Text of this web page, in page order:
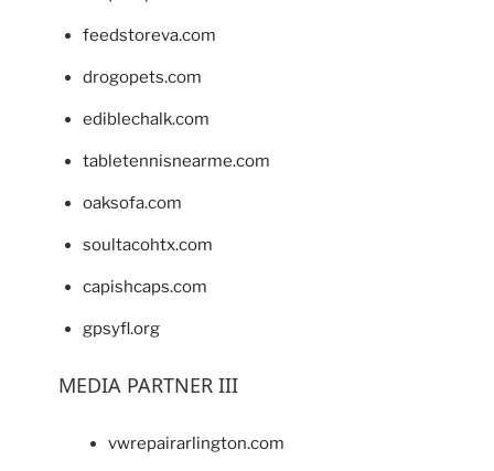
feedstoreva.com
drogopets.com
ediblechalk.com
tabletennisnearme.com
oaksofa.com
soultacohtx.com
capishcaps.com
gpsyfl.org
MEDIA PARTNER III
vwrepairarlington.com